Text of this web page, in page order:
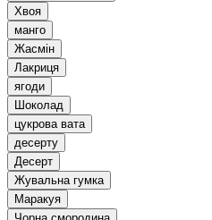
Хвоя
манго
Жасмін
Лакриця
ягоди
Шоколад
цукрова вата
десерту
Десерт
Жувальна гумка
Маракуя